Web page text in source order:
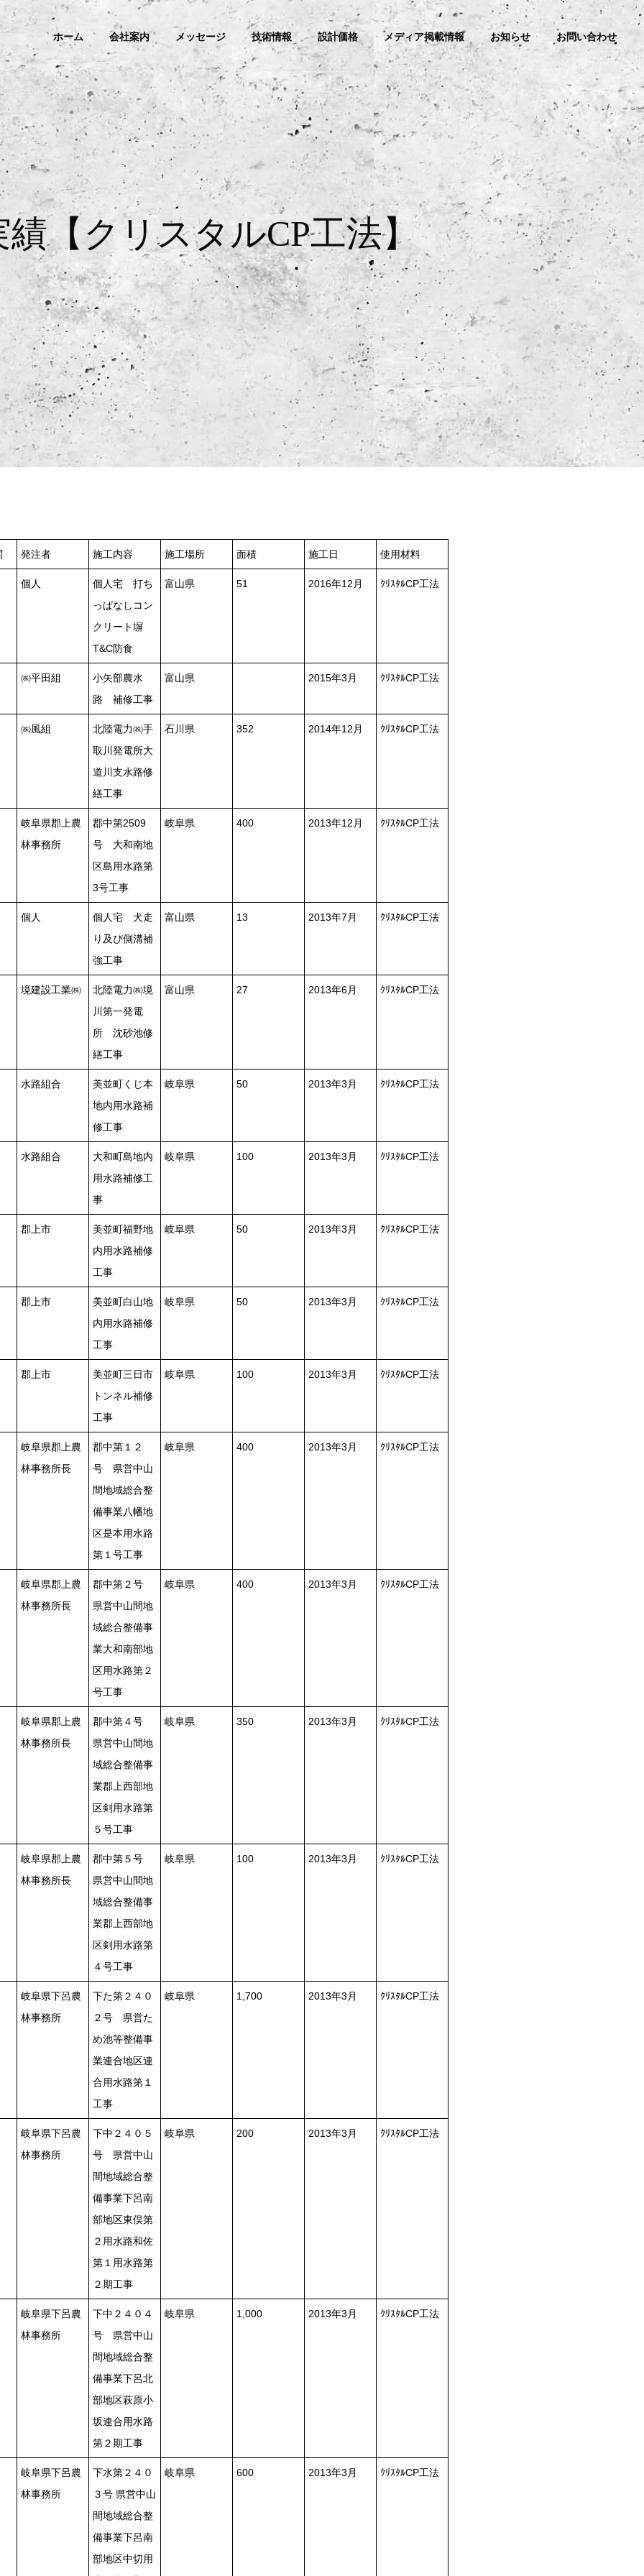
ホーム 会社案内 メッセージ 技術情報 設計価格 メディア掲載情報 お知らせ お問い合わせ
績【クリスタルCP工法】
発注者 施工内容 施工場所 面積 施工日 使用材料
個人
個人宅 打ち
っぱなしコン
クリート塀
T&C防食
富山県 51 2016年12月 ｸﾘｽﾀﾙCP工法
㈱平田組
小矢部農水
路 補修工事
富山県 2015年3月 ｸﾘｽﾀﾙCP工法
㈱風組
北陸電力㈱手
取川発電所大
道川支水路修
繕工事
石川県 352 2014年12月 ｸﾘｽﾀﾙCP工法
岐阜県郡上農
林事務所
郡中第2509
号 大和南地
区島用水路第
3号工事
岐阜県 400 2013年12月 ｸﾘｽﾀﾙCP工法
個人
個人宅 犬走
り及び側溝補
強工事
富山県 13 2013年7月 ｸﾘｽﾀﾙCP工法
境建設工業㈱
北陸電力㈱境
川第一発電
所 沈砂池修
繕工事
富山県 27 2013年6月 ｸﾘｽﾀﾙCP工法
水路組合
美並町くじ本
地内用水路補
修工事
岐阜県 50 2013年3月 ｸﾘｽﾀﾙCP工法
水路組合
大和町島地内
用水路補修工
事
岐阜県 100 2013年3月 ｸﾘｽﾀﾙCP工法
郡上市
美並町福野地
内用水路補修
工事
岐阜県 50 2013年3月 ｸﾘｽﾀﾙCP工法
郡上市
美並町白山地
内用水路補修
工事
岐阜県 50 2013年3月 ｸﾘｽﾀﾙCP工法
郡上市
美並町三日市
トンネル補修
工事
岐阜県 100 2013年3月 ｸﾘｽﾀﾙCP工法
岐阜県郡上農
林事務所長
郡中第１２
号 県営中山
間地域総合整
備事業八幡地
区是本用水路
第１号工事
岐阜県 400 2013年3月 ｸﾘｽﾀﾙCP工法
岐阜県郡上農
林事務所長
郡中第２号
県営中山間地
域総合整備事
業大和南部地
区用水路第２
号工事
岐阜県 400 2013年3月 ｸﾘｽﾀﾙCP工法
岐阜県郡上農
林事務所長
郡中第４号
県営中山間地
域総合整備事
業郡上西部地
区剣用水路第
５号工事
岐阜県 350 2013年3月 ｸﾘｽﾀﾙCP工法
岐阜県郡上農
林事務所長
郡中第５号
県営中山間地
域総合整備事
業郡上西部地
区剣用水路第
４号工事
岐阜県 100 2013年3月 ｸﾘｽﾀﾙCP工法
岐阜県下呂農
林事務所
下た第２４０
２号 県営た
め池等整備事
業連合地区連
合用水路第１
工事
岐阜県 1,700 2013年3月 ｸﾘｽﾀﾙCP工法
岐阜県下呂農
林事務所
下中２４０５
号 県営中山
間地域総合整
備事業下呂南
部地区東俣第
２用水路和佐
第１用水路第
２期工事
岐阜県 200 2013年3月 ｸﾘｽﾀﾙCP工法
岐阜県下呂農
林事務所
下中２４０４
号 県営中山
間地域総合整
備事業下呂北
部地区萩原小
坂連合用水路
第２期工事
岐阜県 1,000 2013年3月 ｸﾘｽﾀﾙCP工法
岐阜県下呂農
林事務所
下水第２４０
３号 県営中山
間地域総合整
備事業下呂南
部地区中切用
岐阜県 600 2013年3月 ｸﾘｽﾀﾙCP工法